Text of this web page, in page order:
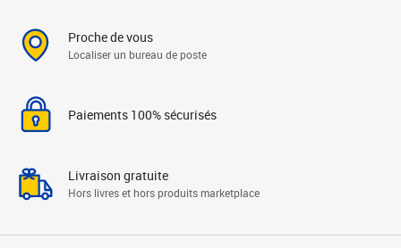
Proche de vous
Localiser un bureau de poste
Paiements 100% sécurisés
Livraison gratuite
Hors livres et hors produits marketplace